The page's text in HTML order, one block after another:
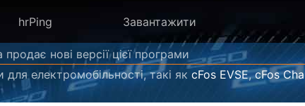
hrPing Завантажити
нові версії цієї програми
електромобільності, такі як cFos EVSE,cFos